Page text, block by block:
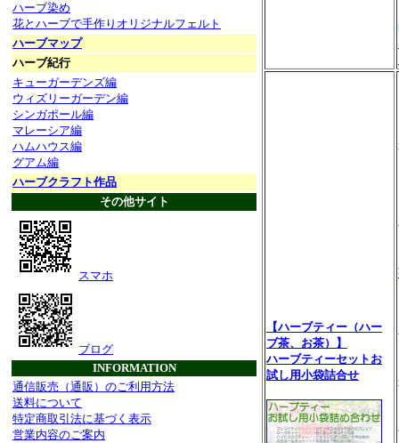
【ハーブティー（ハー
ブ茶、お茶）】
ハーブティーセットお
試し用小袋詰合せ
ハーブ染め
花とハーブで手作りオリジナルフェルト
ハーブマップ
ハーブ紀行
キューガーデンズ編
ウィズリーガーデン編
シンガポール編
マレーシア編
ハムハウス編
グアム編
ハーブクラフト作品
その他サイト
スマホ
ブログ
INFORMATION
通信販売（通販）のご利用方法
送料について
特定商取引法に基づく表示
営業内容のご案内